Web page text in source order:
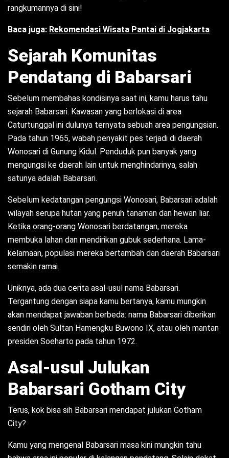
rangkumannya di sini!
Baca juga: Rekomendasi Wisata Pantai di Jogjakarta
Sejarah Komunitas
Pendatang di Babarsari
Sebelum membahas kondisinya saat ini, kamu harus tahu
sejarah Babarsari. Kawasan yang berlokasi di area
Caturtunggal ini dulunya ternyata sebuah area pengungsian.
Pada tahun 1965, wabah penyakit pes terjadi di daerah
Wonosari di Gunung Kidul. Penduduk pun banyak yang
mengungsi ke daerah lain untuk menghindarinya, salah
satunya adalah Babarsari.
Sebelum kedatangan pengungsi Wonosari, Babarsari adalah
wilayah serupa hutan yang penuh tanaman dan hewan liar.
Ketika orang-orang Wonosari berdatangan, mereka
membuka lahan dan mendirikan gubuk sederhana. Lama-
kelamaan, populasi mereka bertambah dan daerah Babarsari
semakin ramai.
Uniknya, ada dua cerita asal-usul nama Babarsari.
Tergantung dengan siapa kamu bertanya, kamu mungkin
akan mendapat jawaban berbeda: nama Babarsari diberikan
sendiri oleh Sultan Hamengku Buwono IX, atau oleh mantan
presiden Soeharto pada tahun 1972.
Asal-usul Julukan
Babarsari Gotham City
Terus, kok bisa sih Babarsari mendapat julukan Gotham
City?
Kamu yang mengenal Babarsari masa kini mungkin tahu